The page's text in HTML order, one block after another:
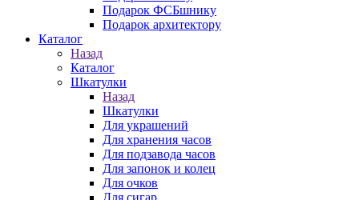
Подарок ФСБшнику
Подарок архитектору
Каталог
Назад
Каталог
Шкатулки
Назад
Шкатулки
Для украшений
Для хранения часов
Для подзавода часов
Для запонок и колец
Для очков
Для сигар